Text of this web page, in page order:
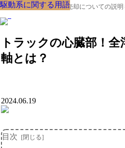
クルマの大辞典、購入･売却についての説明
トラックの心臓部！全
軸とは？
駆動系に関する用語
2024.06.19
目次
駆動系に関する用語
駆動系に関する用語
駆動系に関する用語
駆動系に関する用語
駆動系に関する用語
駆動系に関する用語
駆動系に関する用語
駆動系に関する用語